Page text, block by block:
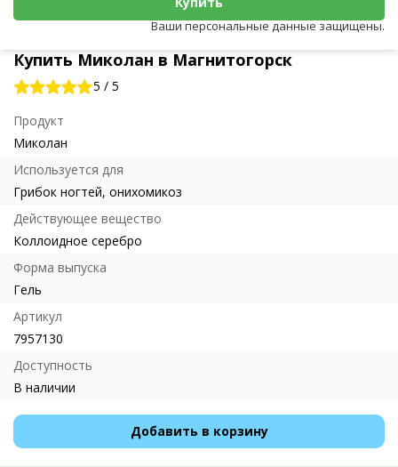
Купить Миколан в Магнитогорск
5 / 5
Продукт
Миколан
Используется для
Грибок ногтей, онихомикоз
Действующее вещество
Коллоидное серебро
Форма выпуска
Гель
Артикул
7957130
Доступность
В наличии
Добавить в корзину
Ваши персональные данные защищены.